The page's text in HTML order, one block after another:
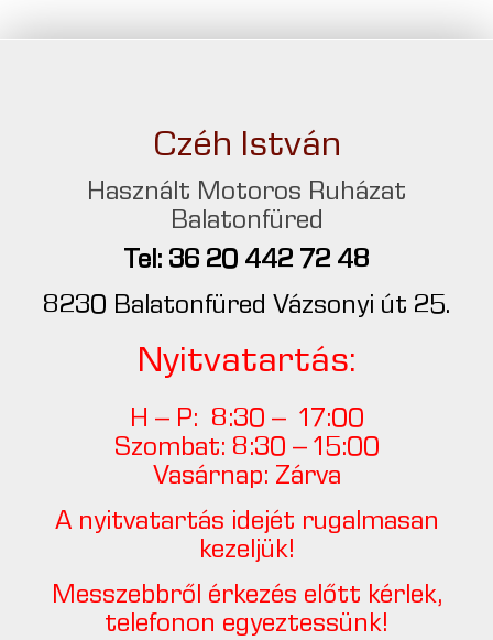
Czéh István
Használt Motoros Ruházat
Balatonfüred
Tel: 36 20 442 72 48
8230 Balatonfüred Vázsonyi út 25.
Nyitvatartás:
H – P: 8:30 – 17:00
Szombat: 8:30 – 15:00
Vasárnap: Zárva
A nyitvatartás idejét rugalmasan
kezeljük!
Messzebbről érkezés előtt kérlek,
telefonon egyeztessünk!